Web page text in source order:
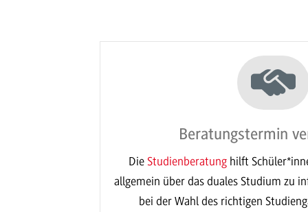
Beratungstermin
Die Studienberatunghilft
allgemein über das duales Studium zu
bei der Wahl des richtigen